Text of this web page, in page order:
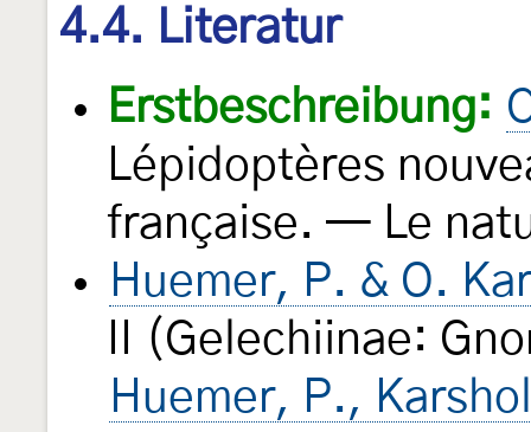
4.4. Literatur
Erstbeschreibung:
Lépidoptères
française. — Le
Huemer, P. & O.
II (Gelechiinae:
Huemer, P.,